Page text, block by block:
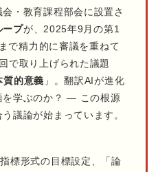
・教育課程部会に設置さ
ープが、2025年9月の第1
で精力的に審議を重ねて
で取り上げられた議題
質的意義 」。翻訳AIが進化
を学ぶのか？ — この根源
議論が始まっています。
標形式の目標設定、「論